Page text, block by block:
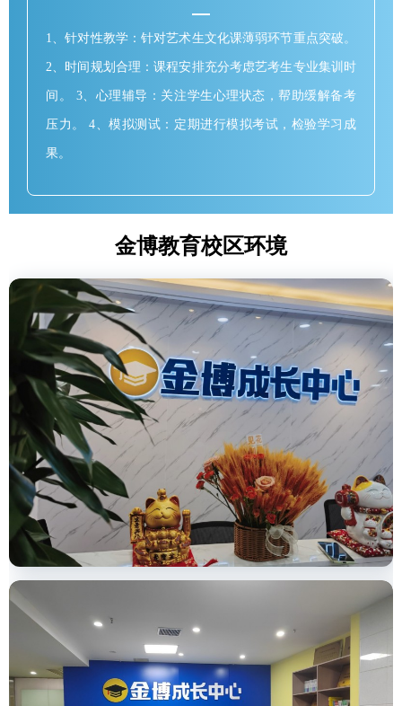
1、针对性教学：针对艺术生文化课薄弱环节重点突破。
2、时间规划合理：课程安排充分考虑艺考生专业集训时
间。 3、心理辅导：关注学生心理状态，帮助缓解备考
压力。 4、模拟测试：定期进行模拟考试，检验学习成
果。
金博教育校区环境